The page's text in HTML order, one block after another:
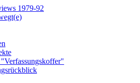
1979-92
"Verfassungskoffer"